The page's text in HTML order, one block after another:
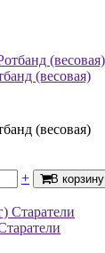
(весовая)
(весовая)
+ В корзину